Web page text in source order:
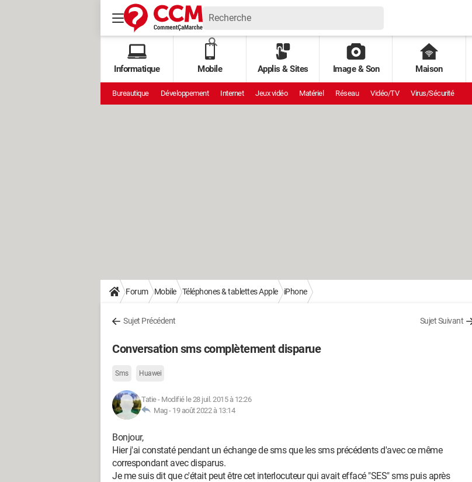
Informatique Mobile Applis & Sites Image & Son Maison
Bureautique Développement Internet Jeux vidéo Matériel Réseau Vidéo/TV Virus/Sécurité
Forum Mobile Téléphones & tablettes Apple iPhone
Sujet Précédent Sujet Suivant
Conversation sms complètement disparue
Sms Huawei
Tatie- Modifié le 28 juil. 2015 à 12:26
Mag - 19 août 2022 à 13:14
Bonjour,
Hier j'ai constaté pendant un échange de sms que les sms précédents d'avec ce même
correspondant avec disparus.
Je me suis dit que c'était peut être cet interlocuteur qui avait effacé "SES" sms puis après